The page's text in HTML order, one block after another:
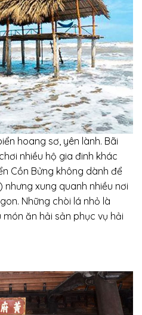
hoang sơ, yên lành. Bãi
nhiều hộ gia đinh khác
Cồn Bửng không dành để
xung quanh nhiều nơi
Những chòi lá nhỏ là
ăn hải sản phục vụ hải